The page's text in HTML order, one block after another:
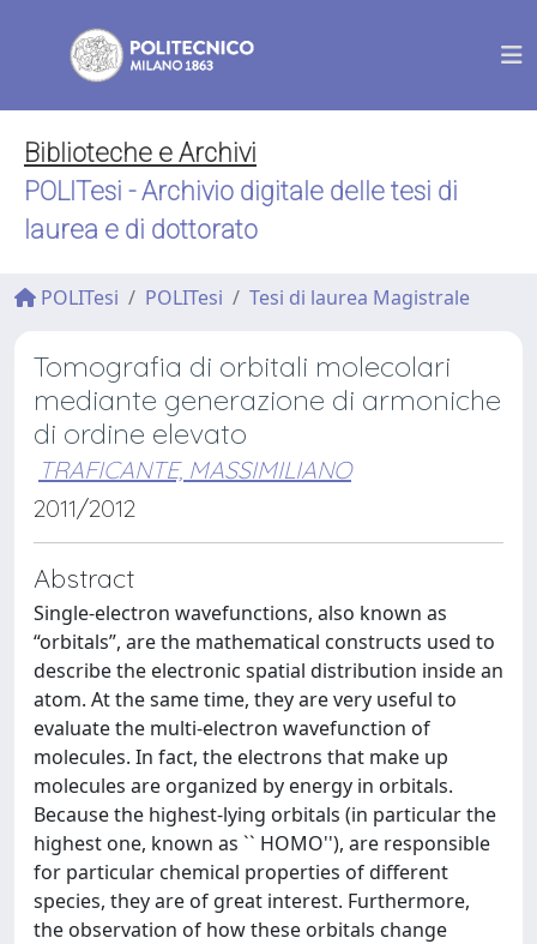
Biblioteche e Archivi
POLITesi - Archivio digitale delle tesi di
laurea e di dottorato
POLITesi POLITesi Tesi di laurea Magistrale
Tomografia di orbitali molecolari
mediante generazione di armoniche
di ordine elevato
TRAFICANTE, MASSIMILIANO
2011/2012
Abstract
Single-electron wavefunctions, also known as
“orbitals”, are the mathematical constructs used to
describe the electronic spatial distribution inside an
atom. At the same time, they are very useful to
evaluate the multi-electron wavefunction of
molecules. In fact, the electrons that make up
molecules are organized by energy in orbitals.
Because the highest-lying orbitals (in particular the
highest one, known as `` HOMO''), are responsible
for particular chemical properties of different
species, they are of great interest. Furthermore,
the observation of how these orbitals change